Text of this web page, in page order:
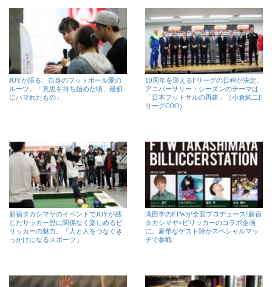
JOYが語る、自身のフットボール愛の
ルーツ。「意思を持ち始めた頃、最初
にハマれたもの」
10周年を迎えるFリーグの日程が決定。
アニバーサリー・シーズンのテーマは
「日本フットサルの再建」（小倉純二F
リーグCOO）
新宿タカシマヤのイベントでJOYが感
じたサッカー歴に関係なく楽しめるビ
リッカーの魅力。「人と人をつなぐき
っかけになるスポーツ」
滝田学のFTWが全面プロデュース!新宿
タカシマヤ×ビリッカーのコラボ企画
に、豪華なゲスト陣がスペシャルマッ
チで参戦